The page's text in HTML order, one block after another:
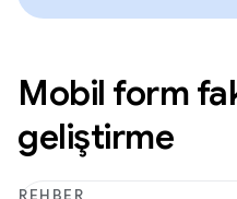
Mobil form
geliştirme
REHBER